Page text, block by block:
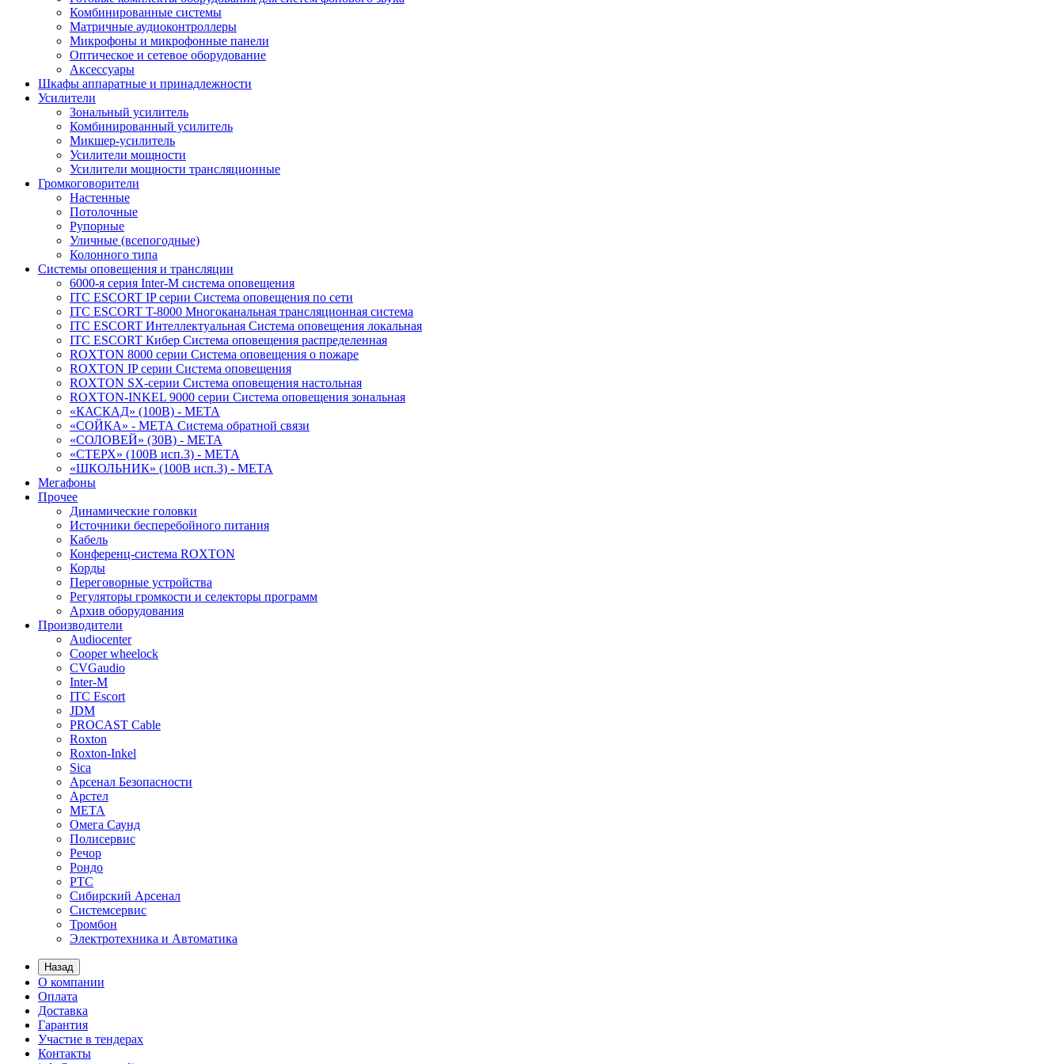
Комбинированные системы
Матричные аудиоконтроллеры
Микрофоны и микрофонные панели
Оптическое и сетевое оборудование
Аксессуары
Шкафы аппаратные и принадлежности
Усилители
Зональный усилитель
Комбинированный усилитель
Микшер-усилитель
Усилители мощности
Усилители мощности трансляционные
Громкоговорители
Настенные
Потолочные
Рупорные
Уличные (всепогодные)
Колонного типа
Системы оповещения и трансляции
6000-я серия Inter-M система оповещения
ITC ESCORT IP серии Система оповещения по сети
ITC ESCORT T-8000 Многоканальная трансляционная система
ITC ESCORT Интеллектуальная Система оповещения локальная
ITC ESCORT Кибер Система оповещения распределенная
ROXTON 8000 серии Система оповещения о пожаре
ROXTON IP серии Система оповещения
ROXTON SX-серии Система оповещения настольная
ROXTON-INKEL 9000 серии Система оповещения зональная
«КАСКАД» (100В) - МЕТА
«СОЙКА» - МЕТА Система обратной связи
«СОЛОВЕЙ» (30В) - МЕТА
«СТЕРХ» (100В исп.3) - МЕТА
«ШКОЛЬНИК» (100В исп.3) - МЕТА
Мегафоны
Прочее
Динамические головки
Источники бесперебойного питания
Кабель
Конференц-система ROXTON
Корды
Переговорные устройства
Регуляторы громкости и селекторы программ
Архив оборудования
Производители
Audiocenter
Cooper wheelock
CVGaudio
Inter-M
ITC Escort
JDM
PROCAST Cable
Roxton
Roxton-Inkel
Sica
Арсенал Безопасности
Арстел
МЕТА
Омега Саунд
Полисервис
Речор
Рондо
РТС
Сибирский Арсенал
Системсервис
Тромбон
Электротехника и Автоматика
Назад
О компании
Оплата
Доставка
Гарантия
Участие в тендерах
Контакты